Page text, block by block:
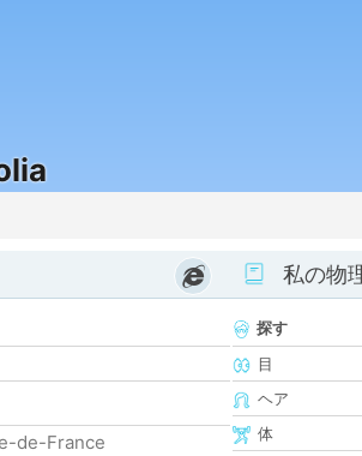
de-France
私の物
探す
目
ヘア
体